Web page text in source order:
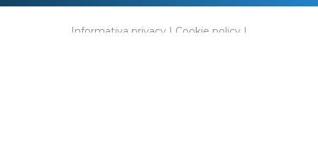
Informativa privacy | Cookie policy |